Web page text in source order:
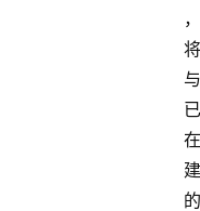
，
将
与
已
在
建
的